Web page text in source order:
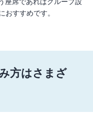
座席であればグループ設
おすすめです。
方はさまざ